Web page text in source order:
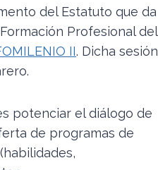
del Estatuto que da
Profesional del
II. Dicha sesión
potenciar el diálogo de
de programas de